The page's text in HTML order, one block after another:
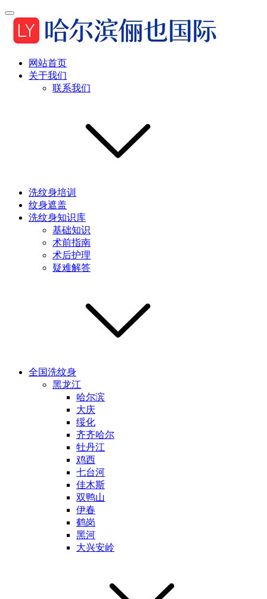
网站首页
关于我们
联系我们
洗纹身培训
纹身遮盖
洗纹身知识库
基础知识
术前指南
术后护理
疑难解答
全国洗纹身
黑龙江
哈尔滨
大庆
绥化
齐齐哈尔
牡丹江
鸡西
七台河
佳木斯
双鸭山
伊春
鹤岗
黑河
大兴安岭